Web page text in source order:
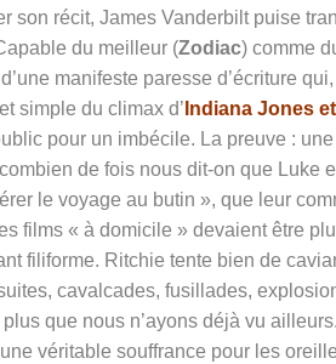
son récit, James Vanderbilt puise
du meilleur (Zodiac) comme
manifeste paresse d’écriture
simple du climax d’ Indiana Jones
pour un imbécile. La preuve :
de fois nous dit-on que Luke
le voyage au butin », que leur
films « à domicile » devaient être
filiforme. Ritchie tente bien de
cavalcades, fusillades,
que nous n’ayons déjà vu
véritable souffrance pour les